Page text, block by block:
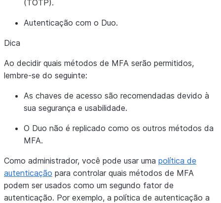
(TOTP).
Autenticação com o Duo.
Dica
Ao decidir quais métodos de MFA serão permitidos,
lembre-se do seguinte:
As chaves de acesso são recomendadas devido à
sua segurança e usabilidade.
O Duo não é replicado como os outros métodos da
MFA.
Como administrador, você pode usar uma política de
autenticação para controlar quais métodos de MFA
podem ser usados como um segundo fator de
autenticação. Por exemplo, a política de autenticação a